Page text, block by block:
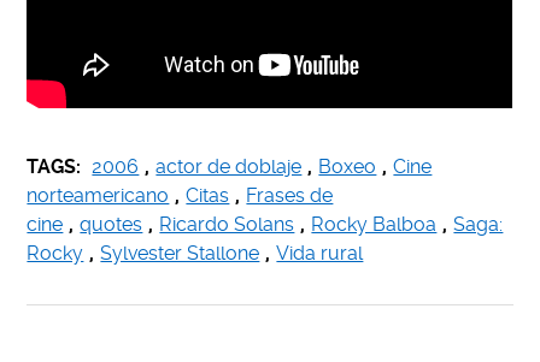
TAGS: 2006 , actor de doblaje , Boxeo , Cine
norteamericano , Citas , Frases de
cine , quotes , Ricardo Solans , Rocky Balboa , Saga:
Rocky , Sylvester Stallone , Vida rural